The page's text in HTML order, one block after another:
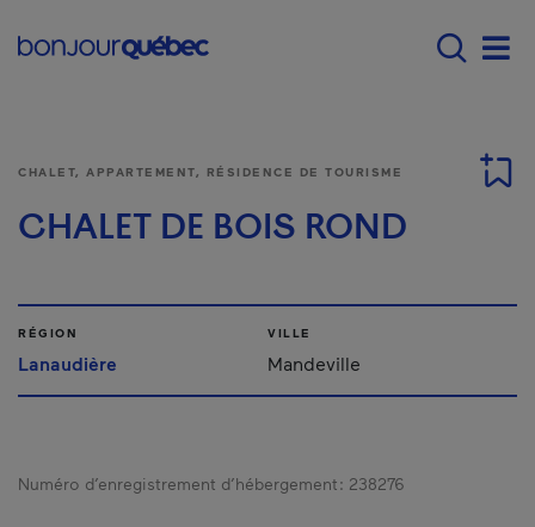
Main navigation -
CHALET, APPARTEMENT, RÉSIDENCE DE TOURISME
CHALET DE BOIS ROND
RÉGION
Lanaudière
VILLE
Mandeville
Numéro d’enregistrement d’hébergement : 238276